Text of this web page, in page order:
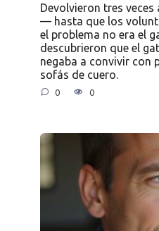
Devolvieron tres
— hasta que los
el problema no era el
descubrieron que el
negaba a convivir con
sofás de cuero.
0 0